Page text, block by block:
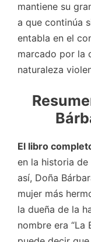
mantiene su
a que continúa
entabla en el
marcado por la
naturaleza
El libro
en la historia de
así, Doña
mujer más
la dueña de la
nombre era “La